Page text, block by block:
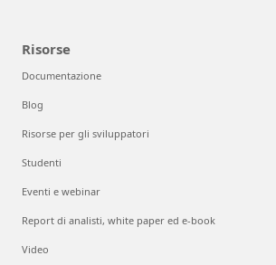
Risorse
Documentazione
Blog
Risorse per gli sviluppatori
Studenti
Eventi e webinar
Report di analisti, white paper ed e-book
Video